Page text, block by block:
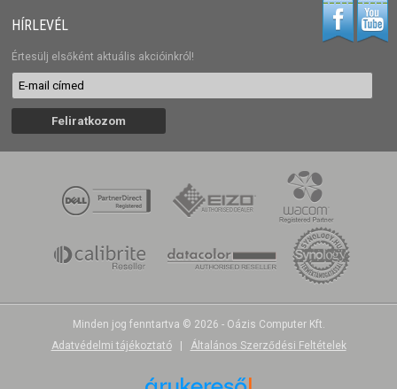
HÍRLEVÉL
Értesülj elsőként aktuális akcióinkról!
Minden jog fenntartva © 2026 - Oázis Computer Kft.
Adatvédelmi tájékoztató
Általános Szerződési Feltételek